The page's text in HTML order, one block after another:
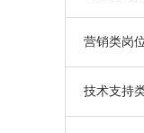
营销类岗
技术支持